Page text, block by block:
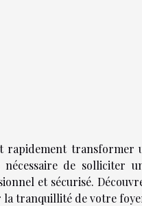
transformer
de solliciter
et sécurisé.
tranquillité de votre